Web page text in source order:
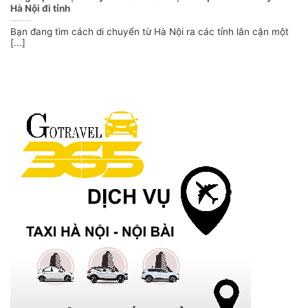
Hà Nội đi tỉnh
Bạn đang tìm cách di chuyển từ Hà Nội ra các tỉnh lân cận một
[...]